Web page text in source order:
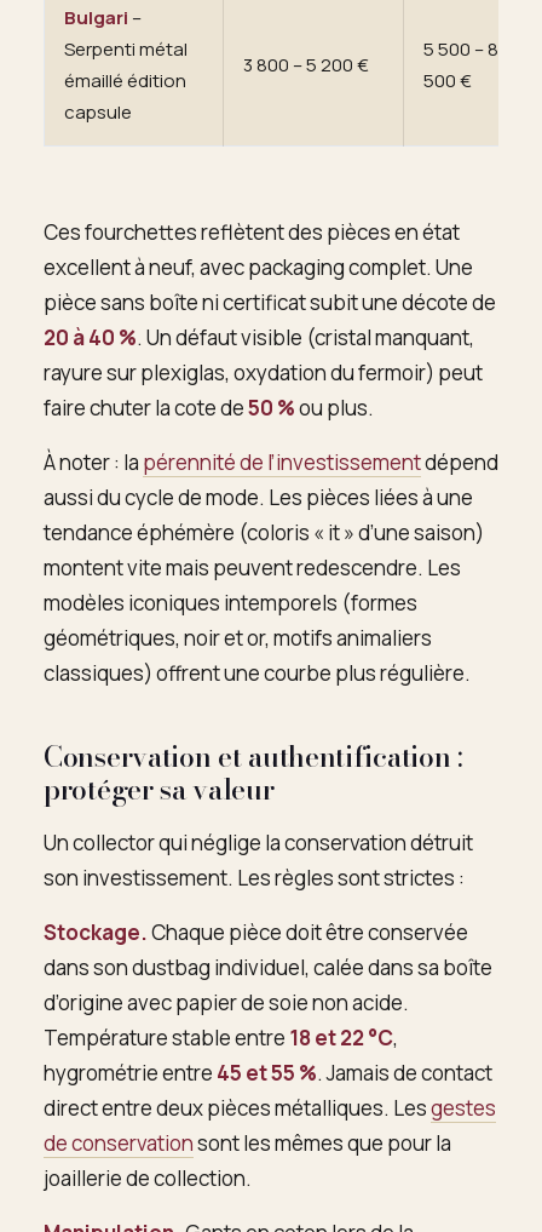
Bulgari –
Serpenti métal
émaillé édition
capsule
3 800 – 5 200 €
5 500 – 8
500 €
Ces fourchettes reflètent des pièces en état
excellent à neuf, avec packaging complet. Une
pièce sans boîte ni certificat subit une décote de
20 à 40 %. Un défaut visible (cristal manquant,
rayure sur plexiglas, oxydation du fermoir) peut
faire chuter la cote de50 %ou plus.
À noter : la pérennité de l’investissementdépend
aussi du cycle de mode. Les pièces liées à une
tendance éphémère (coloris « it » d’une saison)
montent vite mais peuvent redescendre. Les
modèles iconiques intemporels (formes
géométriques, noir et or, motifs animaliers
classiques) offrent une courbe plus régulière.
Conservation et authentification :
protéger sa valeur
Un collector qui néglige la conservation détruit
son investissement. Les règles sont strictes :
Stockage.Chaque pièce doit être conservée
dans son dustbag individuel, calée dans sa boîte
d’origine avec papier de soie non acide.
Température stable entre 18 et 22 °C,
hygrométrie entre 45 et 55 %. Jamais de contact
direct entre deux pièces métalliques. Lesgestes
de conservationsont les mêmes que pour la
joaillerie de collection.